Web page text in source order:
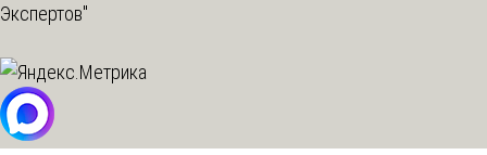
Экспертов"